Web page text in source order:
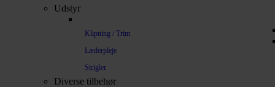
Udstyr
Klipning / Trim
Læderpleje
Strigler
Diverse tilbehør